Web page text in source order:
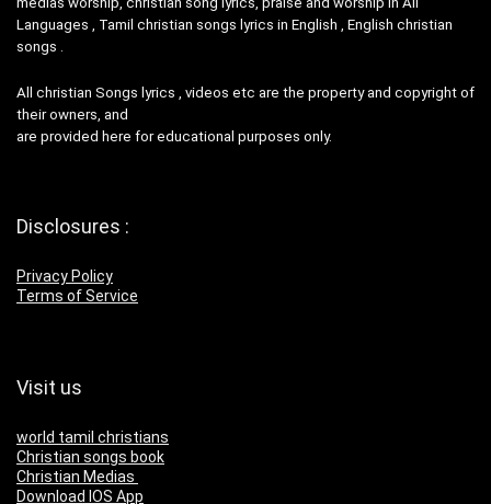
Languages , Tamil christian songs lyrics in English , English christian
songs .
All christian Songs lyrics , videos etc are the property and copyright of
their owners, and
are provided here for educational purposes only.
Disclosures :
Privacy Policy
Terms of Service
Visit us
world tamil christians
Christian songs book
Christian Medias
Download IOS App